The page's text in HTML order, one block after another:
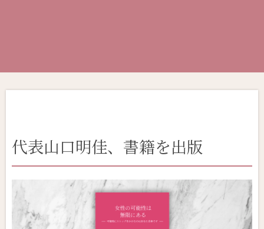
代表山口明佳、書籍を出版